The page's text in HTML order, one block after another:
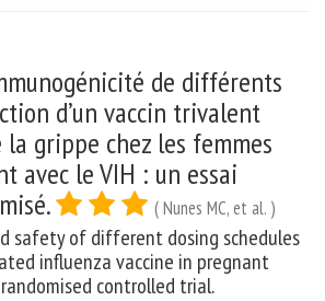
de différents
d’un vaccin trivalent
grippe chez les femmes
avec le VIH : un essai
( Nunes MC, et al. )
safety of different dosing schedules
influenza vaccine in pregnant
controlled trial.